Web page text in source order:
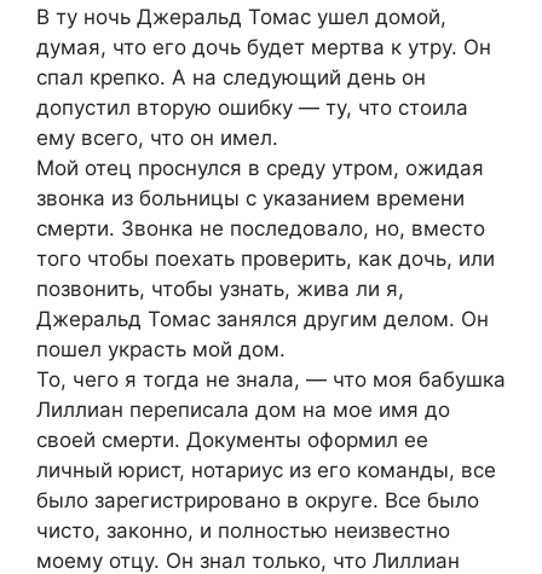
В ту ночь Джеральд Томас ушел домой,
думая, что его дочь будет мертва к утру. Он
спал крепко. А на следующий день он
допустил вторую ошибку — ту, что стоила
ему всего, что он имел.
Мой отец проснулся в среду утром, ожидая
звонка из больницы с указанием времени
смерти. Звонка не последовало, но, вместо
того чтобы поехать проверить, как дочь, или
позвонить, чтобы узнать, жива ли я,
Джеральд Томас занялся другим делом. Он
пошел украсть мой дом.
То, чего я тогда не знала, — что моя бабушка
Лиллиан переписала дом на мое имя до
своей смерти. Документы оформил ее
личный юрист, нотариус из его команды, все
было зарегистрировано в округе. Все было
чисто, законно, и полностью неизвестно
моему отцу. Он знал только, что Лиллиан